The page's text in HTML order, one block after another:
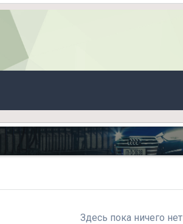
Здесь пока ничего нет